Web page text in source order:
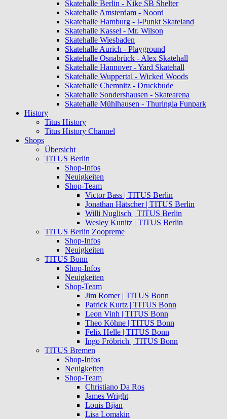
Skatehalle Berlin - Nike SB Shelter
Skatehalle Amsterdam - Noord
Skatehalle Hamburg - I-Punkt Skateland
Skatehalle Kassel - Mr. Wilson
Skatehalle Wiesbaden
Skatehalle Aurich - Playground
Skatehalle Osnabrück - Alex Skatehall
Skatehalle Hannover - Yard Skatehall
Skatehalle Wuppertal - Wicked Woods
Skatehalle Chemnitz - Druckbude
Skatehalle Sondershausen - Skatearena
Skatehalle Mühlhausen - Thuringia Funpark
History
Titus History
Titus History Channel
Shops
Übersicht
TITUS Berlin
Shop-Infos
Neuigkeiten
Shop-Team
Victor Bass | TITUS Berlin
Jonathan Hätscher | TITUS Berlin
Willi Nuglisch | TITUS Berlin
Wesley Kunitz | TITUS Berlin
TITUS Berlin Zoopreme
Shop-Infos
Neuigkeiten
TITUS Bonn
Shop-Infos
Neuigkeiten
Shop-Team
Jim Romer | TITUS Bonn
Patrick Kurtz | TITUS Bonn
Leon Vinh | TITUS Bonn
Theo Köhne | TITUS Bonn
Felix Helle | TITUS Bonn
Ingo Fröbrich | TITUS Bonn
TITUS Bremen
Shop-Infos
Neuigkeiten
Shop-Team
Christiano Da Ros
James Wright
Louis Bijan
Lisa Lomakin